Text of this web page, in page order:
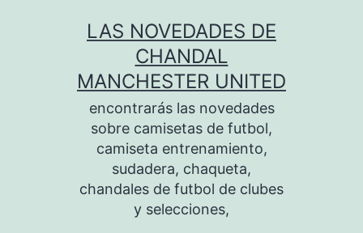
LAS NOVEDADES DE
CHANDAL
MANCHESTER UNITED
encontrarás las novedades
sobre camisetas de futbol,
camiseta entrenamiento,
sudadera, chaqueta,
chandales de futbol de clubes
y selecciones,